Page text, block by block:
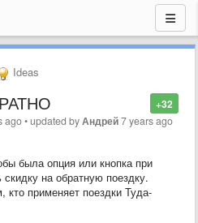
Ideas
+32
ago•updated byАндрей7 years ago
была опция или кнопка при
скидку на обратную поездку.
кто применяет поездки Туда-